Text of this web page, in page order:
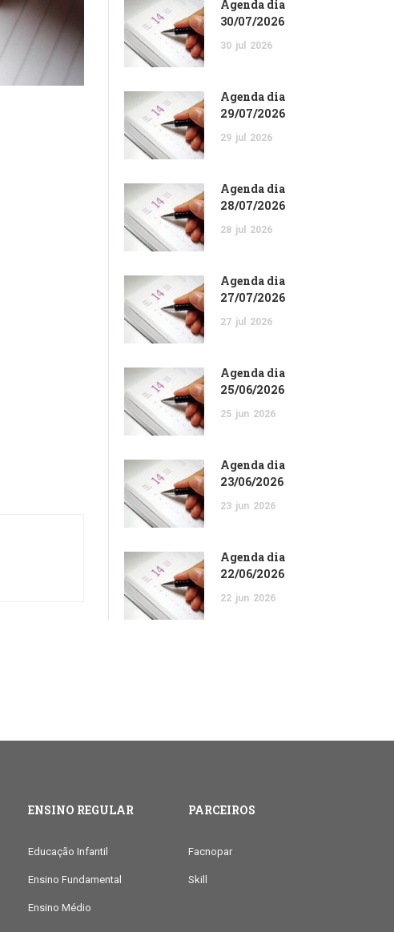
Agenda dia
30/07/2026
30 jul 2026
Agenda dia
29/07/2026
29 jul 2026
Agenda dia
28/07/2026
28 jul 2026
Agenda dia
27/07/2026
27 jul 2026
Agenda dia
25/06/2026
25 jun 2026
Agenda dia
23/06/2026
23 jun 2026
Agenda dia
22/06/2026
22 jun 2026
ENSINO REGULAR
Educação Infantil
Ensino Fundamental
Ensino Médio
PARCEIROS
Facnopar
Skill